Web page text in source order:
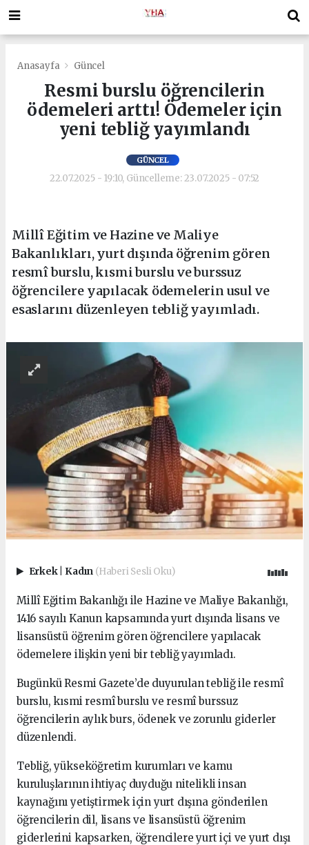
Anasayfa Güncel
Resmi burslu öğrencilerin
ödemeleri arttı! Ödemeler için
yeni tebliğ yayımlandı
GÜNCEL
22.07.2025 - 19:10, Güncelleme: 23.07.2025 - 07:52
Millî Eğitim ve Hazine ve Maliye
Bakanlıkları, yurt dışında öğrenim gören
resmî burslu, kısmi burslu ve burssuz
öğrencilere yapılacak ödemelerin usul ve
esaslarını düzenleyen tebliğ yayımladı.
Erkek Kadın (Haberi Sesli Oku)
Millî Eğitim Bakanlığı ile Hazine ve Maliye Bakanlığı,
1416 sayılı Kanun kapsamında yurt dışında lisans ve
lisansüstü öğrenim gören öğrencilere yapılacak
ödemelere ilişkin yeni bir tebliğ yayımladı.
Bugünkü Resmi Gazete’de duyurulan tebliğ ile resmî
burslu, kısmi resmî burslu ve resmî burssuz
öğrencilerin aylık burs, ödenek ve zorunlu giderler
düzenlendi.
Tebliğ, yükseköğretim kurumları ve kamu
kuruluşlarının ihtiyaç duyduğu nitelikli insan
kaynağını yetiştirmek için yurt dışına gönderilen
öğrencilerin dil, lisans ve lisansüstü öğrenim
giderlerini kapsarken, öğrencilere yurt içi ve yurt dışı